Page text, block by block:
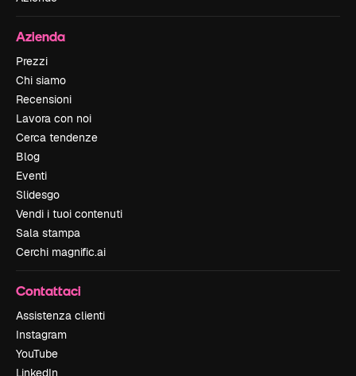
Azienda
Prezzi
Chi siamo
Recensioni
Lavora con noi
Cerca tendenze
Blog
Eventi
Slidesgo
Vendi i tuoi contenuti
Sala stampa
Cerchi magnific.ai
Contattaci
Assistenza clienti
Instagram
YouTube
LinkedIn